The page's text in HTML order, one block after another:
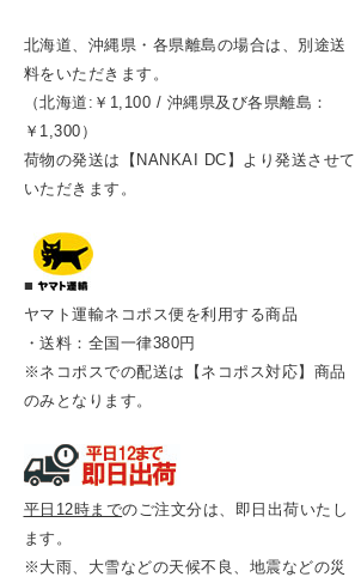
北海道、沖縄県・各県離島の場合は、別途送
料をいただきます。
（北海道:￥1,100 / 沖縄県及び各県離島：
￥1,300）
荷物の発送は【NANKAI DC】より発送させて
いただきます。
■
ヤマト運輸ネコポス便を利用する商品
・送料：全国一律380円
※ネコポスでの配送は【ネコポス対応】商品
のみとなります。
平日12時までのご注文分は、即日出荷いたし
ます。
※大雨、大雪などの天候不良、地震などの災